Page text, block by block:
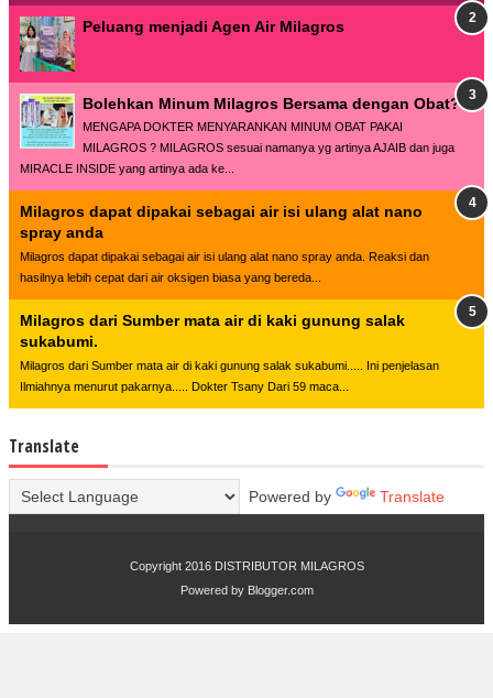
Peluang menjadi Agen Air Milagros
Bolehkan Minum Milagros Bersama dengan Obat?
MENGAPA DOKTER MENYARANKAN MINUM OBAT PAKAI
MILAGROS ? MILAGROS sesuai namanya yg artinya AJAIB dan juga
MIRACLE INSIDE yang artinya ada ke...
Milagros dapat dipakai sebagai air isi ulang alat nano
spray anda
Milagros dapat dipakai sebagai air isi ulang alat nano spray anda. Reaksi dan
hasilnya lebih cepat dari air oksigen biasa yang bereda...
Milagros dari Sumber mata air di kaki gunung salak
sukabumi.
Milagros dari Sumber mata air di kaki gunung salak sukabumi..... Ini penjelasan
Ilmiahnya menurut pakarnya..... Dokter Tsany Dari 59 maca...
Translate
Powered by Translate
Copyright 2016 DISTRIBUTOR MILAGROS
Powered by Blogger.com